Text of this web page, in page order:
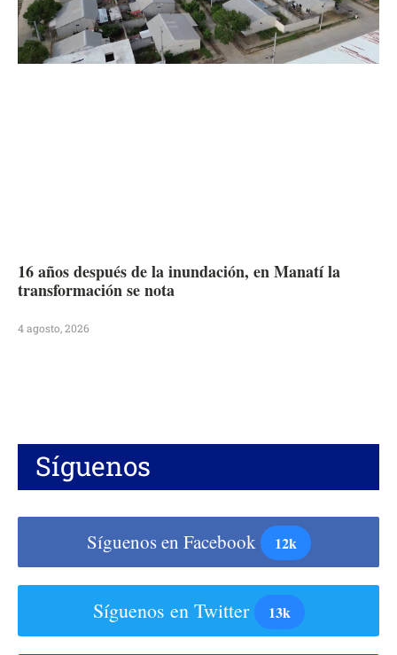
16 años después de la inundación, en Manatí la
transformación se nota
4 agosto, 2026
Síguenos
Síguenos en Facebook 12k
Síguenos en Twitter 13k